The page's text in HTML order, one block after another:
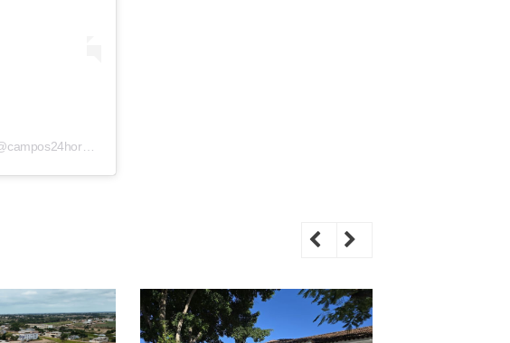
Uma publicação partilhada por Campos 24 Horas | Jornal Digital (@campos24horas_oficial)
Previous